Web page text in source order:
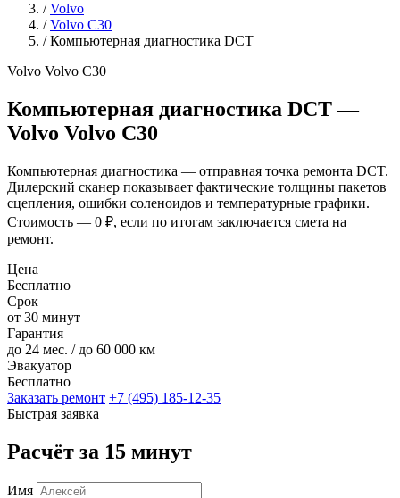
/ Volvo
/ Volvo C30
/ Компьютерная диагностика DCT
Volvo Volvo C30
Компьютерная диагностика DCT —
Volvo Volvo C30
Компьютерная диагностика — отправная точка ремонта DCT.
Дилерский сканер показывает фактические толщины пакетов
сцепления, ошибки соленоидов и температурные графики.
Стоимость — 0 ₽, если по итогам заключается смета на
ремонт.
Цена
Бесплатно
Срок
от 30 минут
Гарантия
до 24 мес. / до 60 000 км
Эвакуатор
Бесплатно
Заказать ремонт +7 (495) 185-12-35
Быстрая заявка
Расчёт за 15 минут
Имя